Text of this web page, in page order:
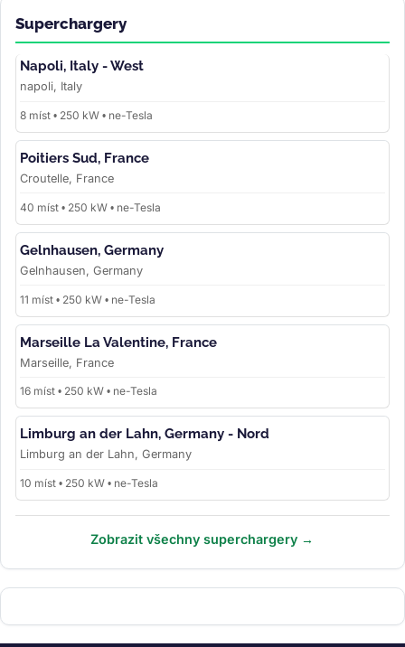
Superchargery
Napoli, Italy - West
napoli, Italy
8 míst • 250 kW • ne-Tesla
Poitiers Sud, France
Croutelle, France
40 míst • 250 kW • ne-Tesla
Gelnhausen, Germany
Gelnhausen, Germany
11 míst • 250 kW • ne-Tesla
Marseille La Valentine, France
Marseille, France
16 míst • 250 kW • ne-Tesla
Limburg an der Lahn, Germany - Nord
Limburg an der Lahn, Germany
10 míst • 250 kW • ne-Tesla
Zobrazit všechny superchargery →